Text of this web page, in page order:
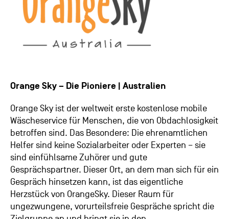
Orange Sky – Die Pioniere | Australien
Orange Sky ist der weltweit erste kostenlose mobile
Wäscheservice für Menschen, die von Obdachlosigkeit
betroffen sind. Das Besondere: Die ehrenamtlichen
Helfer sind keine Sozialarbeiter oder Experten – sie
sind einfühlsame Zuhörer und gute
Gesprächspartner. Dieser Ort, an dem man sich für ein
Gespräch hinsetzen kann, ist das eigentliche
Herzstück von OrangeSky. Dieser Raum für
ungezwungene, vorurteilsfreie Gespräche spricht die